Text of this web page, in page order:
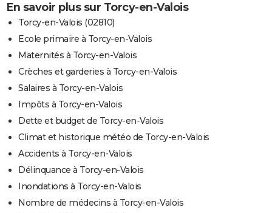
En savoir plus sur Torcy-en-Valois
Torcy-en-Valois (02810)
Ecole primaire à Torcy-en-Valois
Maternités à Torcy-en-Valois
Crèches et garderies à Torcy-en-Valois
Salaires à Torcy-en-Valois
Impôts à Torcy-en-Valois
Dette et budget de Torcy-en-Valois
Climat et historique météo de Torcy-en-Valois
Accidents à Torcy-en-Valois
Délinquance à Torcy-en-Valois
Inondations à Torcy-en-Valois
Nombre de médecins à Torcy-en-Valois